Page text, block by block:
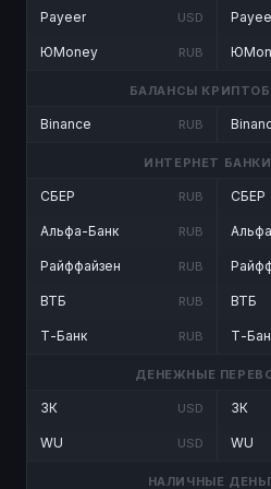
Payeer USD
ЮMoney RUB
БАЛАНСЫ
Binance RUB
ИНТЕРНЕТ
СБЕР RUB
Альфа-Банк RUB
Райффайзен RUB
ВТБ RUB
Т-Банк RUB
СБЕР
ВТБ
Т-
ДЕНЕЖНЫЕ
ЗК USD
WU USD
ЗК
WU
НАЛИЧНЫЕ